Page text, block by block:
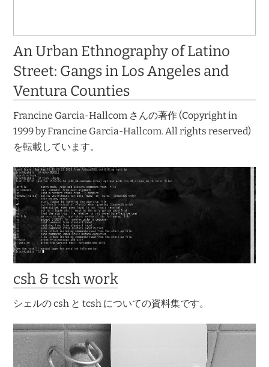
An Urban Ethnography of Latino
Street: Gangs in Los Angeles and
Ventura Counties
Francine Garcia-Hallcom さんの著作 (Copyright in
1999 by Francine Garcia-Hallcom. All rights reserved)
を転載しています。
csh & tcsh work
シェルの csh と tcsh についての資料集です。